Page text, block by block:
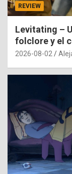
REVIEW
Levitating –
folclore y el
2026-08-02